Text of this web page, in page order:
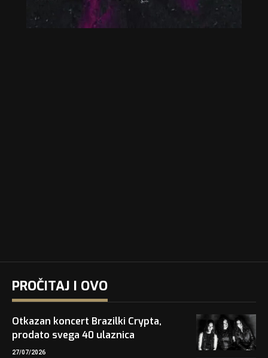
PROČITAJ I OVO
Otkazan koncert Brazilki Crypta,
prodato svega 40 ulaznica
27/07/2026